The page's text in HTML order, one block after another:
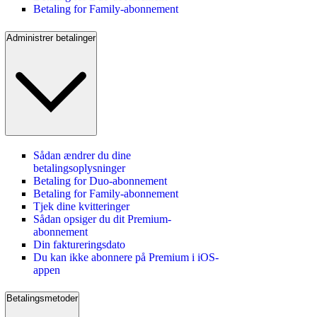
Betaling for Family-abonnement
Administrer betalinger
Sådan ændrer du dine
betalingsoplysninger
Betaling for Duo-abonnement
Betaling for Family-abonnement
Tjek dine kvitteringer
Sådan opsiger du dit Premium-
abonnement
Din faktureringsdato
Du kan ikke abonnere på Premium i iOS-
appen
Betalingsmetoder